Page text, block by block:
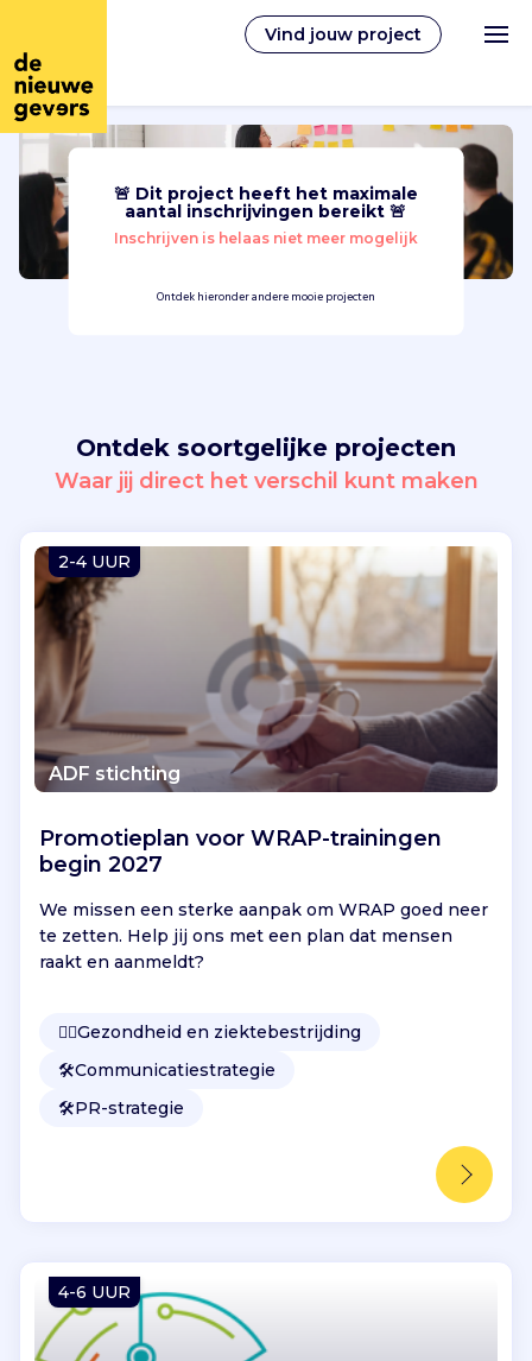
Vind jouw project
Nederlands
Vind jouw project
Inloggen
🚨 Dit project heeft het maximale
aantal inschrijvingen bereikt 🚨
Inschrijven is helaas niet meer mogelijk
Ontdek hieronder andere mooie projecten
Ontdek soortgelijke projecten
Waar jij direct het verschil kunt maken
2-4 UUR
ADF stichting
Promotieplan voor WRAP-trainingen
begin 2027
We missen een sterke aanpak om WRAP goed neer
te zetten. Help jij ons met een plan dat mensen
raakt en aanmeldt?
👩‍⚕️Gezondheid en ziektebestrijding
🛠️Communicatiestrategie
🛠️PR-strategie
4-6 UUR